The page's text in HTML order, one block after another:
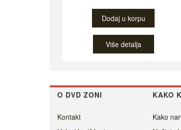
Dodaj u korpu
Više detalja
O DVD ZONI KAKO
Kontakt
Kako